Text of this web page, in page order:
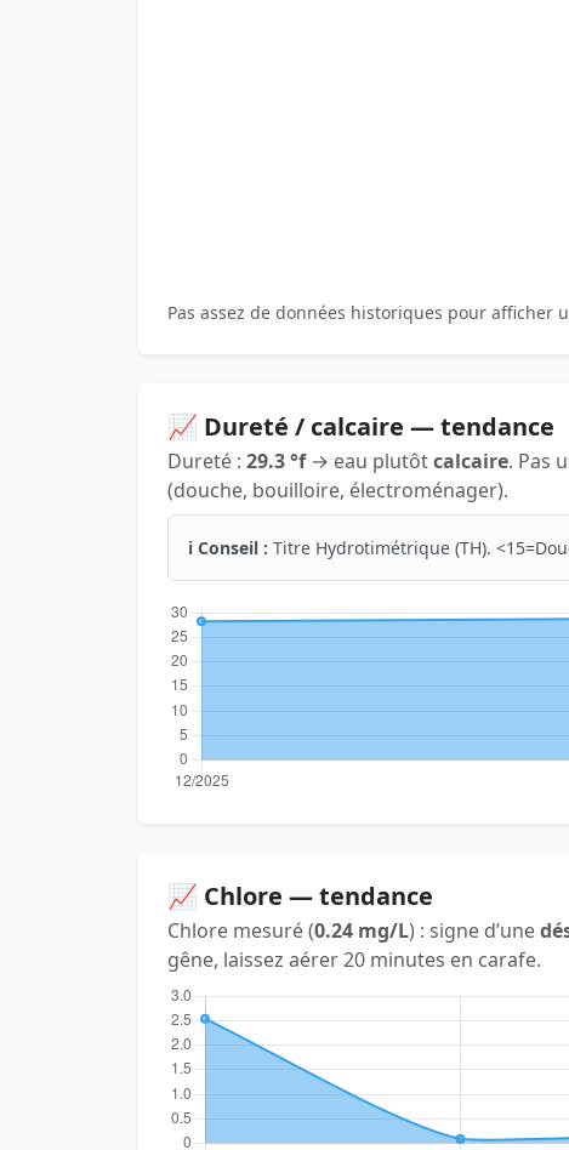
Pas assez de données historiques pour afficher
📈 Dureté / calcaire — tendance
Dureté : 29.3 °f→ eau plutôtcalcaire. Pas
(douche, bouilloire, électroménager).
ℹ️ Conseil : Titre Hydrotimétrique (TH).
📈 Chlore — tendance
Chlore mesuré (0.24 mg/L) : signe d’une
gêne, laissez aérer 20 minutes en carafe.